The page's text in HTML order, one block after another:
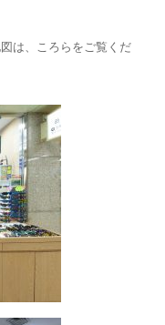
は、ころらをご覧くだ